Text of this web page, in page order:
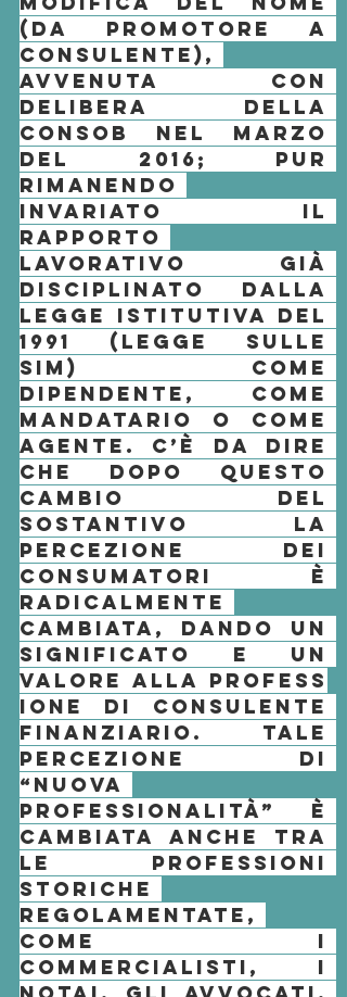
(da promotore a
consulente),
avvenuta con
delibera della
Consob nel marzo
del 2016; pur
rimanendo
invariato il
rapporto
lavorativo già
disciplinato dalla
legge istitutiva del
1991 (Legge sulle
SIM) come
dipendente, come
mandatario o come
agente. C’è da dire
che dopo questo
cambio del
sostantivo la
percezione dei
consumatori è
radicalmente
cambiata, dando un
significato e un
valore alla profess
ione
di consulente
finanziario. Tale
percezione di
“nuova
professionalità” è
cambiata anche tra
le professioni
storiche
regolamentate,
come i
commercialisti, i